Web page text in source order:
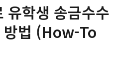
학생 송금수수
방법 (How-To